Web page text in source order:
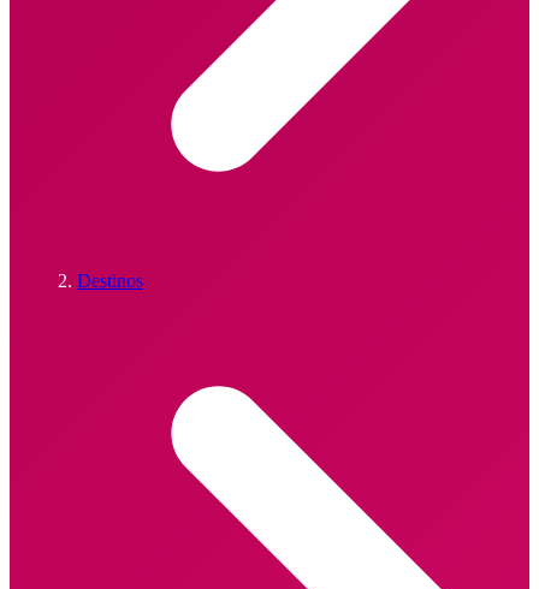
Destinos